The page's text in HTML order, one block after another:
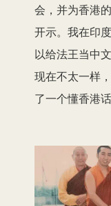
会，并为香港
开示。我在印
以给法王当中
现在不太一样
了一个懂香港